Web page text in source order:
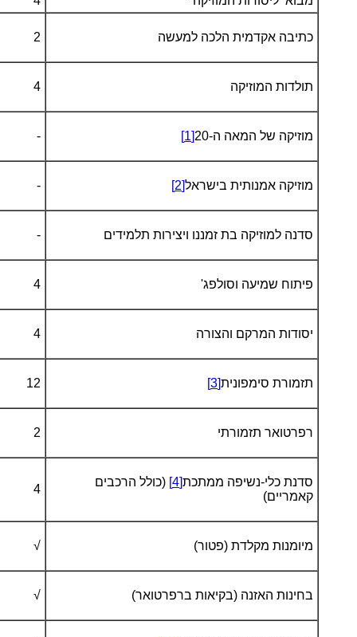
כתיבה אקדמית הלכה למעשה 2
תולדות המוזיקה 4
מוזיקה של המאה ה-20 [1]
-
מוזיקה אמנותית בישראל[2]
-
סדנה למוזיקה בת זמננו ויצירות תלמידים -
פיתוח שמיעה וסולפג' 4
יסודות המרקם והצורה 4
תזמורת סימפונית[3]
12
רפרטואר תזמורתי 2
סדנת כלי-נשיפה ממתכת[4]
(כולל הרכבים
קאמריים)
4
מיומנות מקלדת (פטור) √
בחינות האזנה (בקיאות ברפרטואר) √